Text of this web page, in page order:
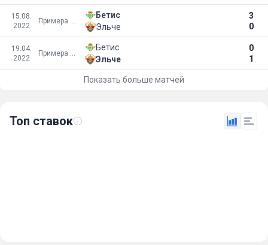
15.08.
2022
Бетис
3
0
Эльче
19.04.
2022
Бетис
0
1
Эльче
Показать больше матчей
Топ ставок